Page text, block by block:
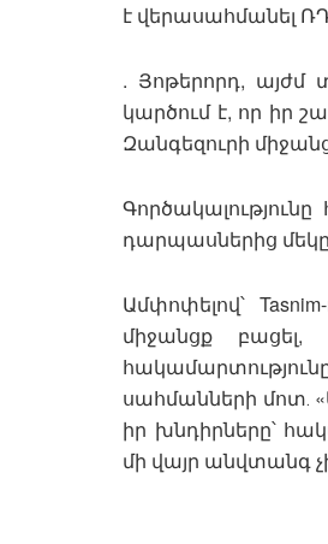
է վերասահմանել
. Յոթերորդ, այժմ
կարծում է, որ իր
Զանգեզուրի
դարպասներից
Ամփոփելով՝
միջանցք
սահմանների մոտ․
իր խնդիրները՝
մի վայր անվտանգ